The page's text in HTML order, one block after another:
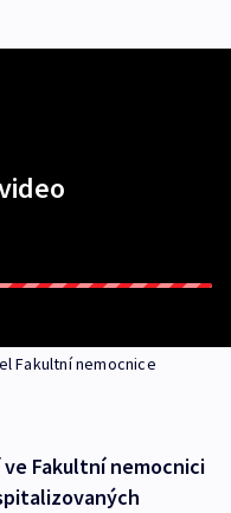
Fakultní nemocnice
Fakultní nemocnici